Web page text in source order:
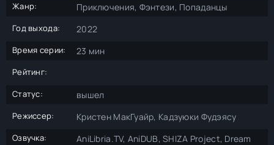
Жанр: Приключения, Фэнтези, Попаданцы
Год выхода: 2022
Время серии: 23 мин
Рейтинг:
Статус:
вышел
Режиссер: Кристен МакГуайр, Кадзуюки Фудэясу
Озвучка:
AniLibria.TV, AniDUB, SHIZA Project, Dream